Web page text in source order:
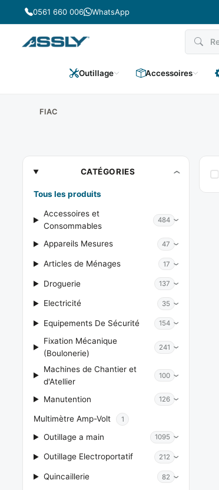
Passer
au
contenu
0561 660 006 WhatsApp
Outillage Accessoires
FIAC
FIAC CATÉGORIES
Tous les produits
Accessoires et
Consommables
484
Appareils Mesures 47
Articles de Ménages 17
Droguerie 137
Electricité 35
Equipements De Sécurité 154
Fixation Mécanique
(Boulonerie)
241
Machines de Chantier et
d'Atellier
100
Manutention 126
Multimètre Amp-Volt 1
Outillage a main 1095
Outillage Electroportatif 212
Quincaillerie 82